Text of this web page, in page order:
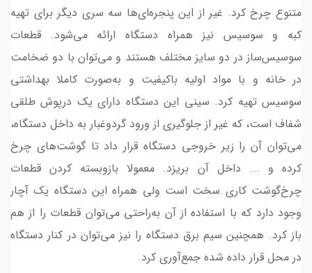
متنوع چرخ کرد. غیر از این پنجره‌ای‌ها سه سری دیگر برای تهیه
کبه و سوسیس نیز همراه دستگاه ارائه می‌‌شود. قطعات
سوسیس‌ساز در دو سایز مختلف هستند و می‌توان با دو ضخامت
در خانه و با مواد اولیه با‌کیفیت و به‌صورت کاملا بهداشتی
سوسیس‌ تهیه کرد. سینی این دستگاه دارای یک درپوش طلقی
شفاف است، که غیر از جلوگیری از ورود گردوغبار به داخل دستگاه،
می‌توان آن را زیر خروجی دستگاه قرار داد تا گوشت‌های چرخ
کرده و ... داخل آن بریزد. معمولا بازوبسته کردن قطعات
چرخ‌گوشت کاری سخت است ولی همراه این دستگاه یک آچار
وجود دارد که با استفاده از آن به‌راحتی می‌توان قطعات را از هم
باز کرد. همچنین سیم برق دستگاه را نیز می‌توان در کنار دستگاه
در محل قرار داده شده جمع‌آوری کرد.